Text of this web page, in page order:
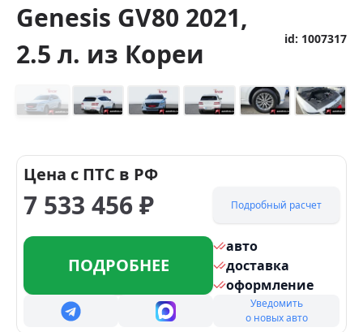
Genesis GV80 2021,
2.5 л. из Кореи id: 1007317
Цена с ПТС в РФ
7 533 456₽ Подробный расчет
ПОДРОБНЕЕ
авто
доставка
оформление
Уведомить
о новых авто